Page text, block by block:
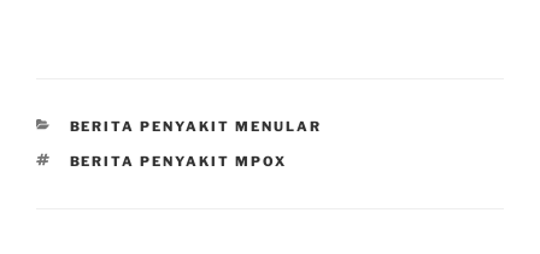
CATEGORIES
BERITA PENYAKIT MENULAR
TAGS
BERITA PENYAKIT MPOX